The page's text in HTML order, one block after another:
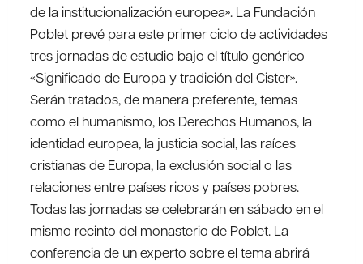
de la institucionalización europea». La Fundación
Poblet prevé para este primer ciclo de actividades
tres jornadas de estudio bajo el título genérico
«Significado de Europa y tradición del Cister».
Serán tratados, de manera preferente, temas
como el humanismo, los Derechos Humanos, la
identidad europea, la justicia social, las raíces
cristianas de Europa, la exclusión social o las
relaciones entre países ricos y países pobres.
Todas las jornadas se celebrarán en sábado en el
mismo recinto del monasterio de Poblet. La
conferencia de un experto sobre el tema abrirá